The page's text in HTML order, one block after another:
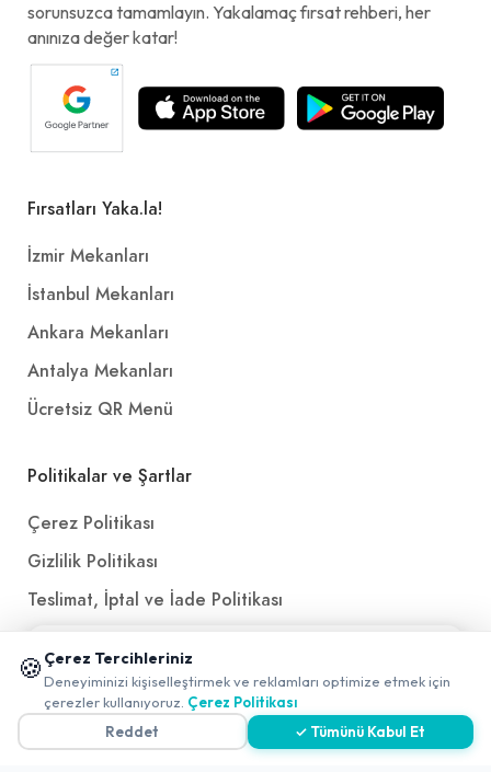
sorunsuzca tamamlayın. Yakalamaç fırsat rehberi, her
anınıza değer katar!
Fırsatları Yaka.la!
İzmir Mekanları
İstanbul Mekanları
Ankara Mekanları
Antalya Mekanları
Ücretsiz QR Menü
Politikalar ve Şartlar
Çerez Politikası
Gizlilik Politikası
Teslimat, İptal ve İade Politikası
Kullanım Koşulları ve Hizmet Politikası
KVKK Politikası
Kişisel Verileri Aydınlatma Metni
Referanslarımız
🍪 Çerez Tercihleriniz
Deneyiminizi kişiselleştirmek ve reklamları optimize etmek için
çerezler kullanıyoruz. Çerez Politikası
Reddet
✓ Tümünü Kabul Et
📱 Mobil uygulamamızı keşfedin!
✖